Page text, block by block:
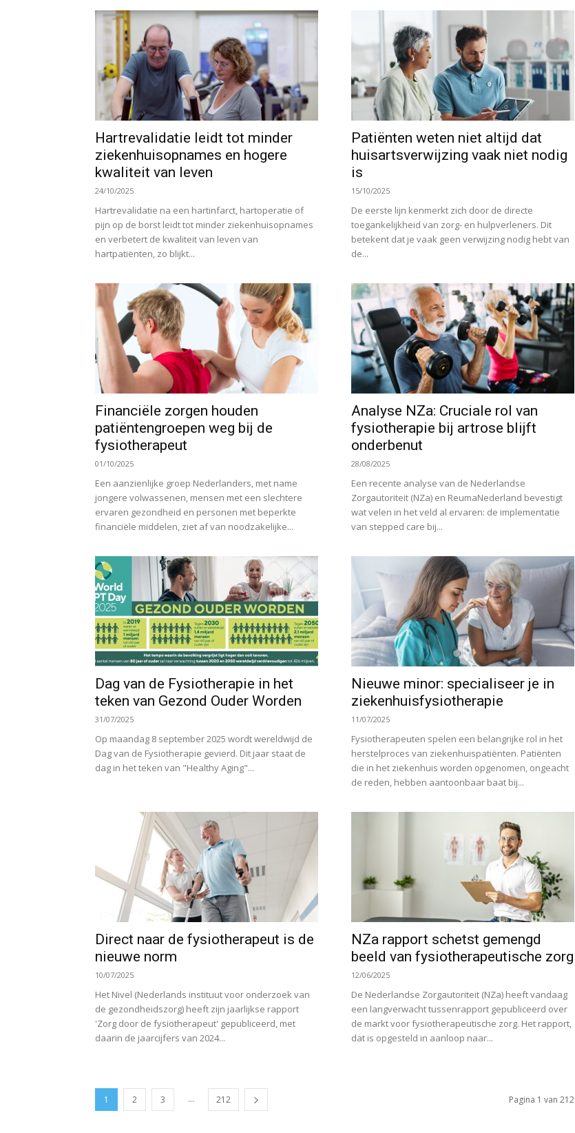
Hartrevalidatie leidt tot minder
ziekenhuisopnames en hogere
kwaliteit van leven
24/10/2025
Hartrevalidatie na een hartinfarct, hartoperatie of
pijn op de borst leidt tot minder ziekenhuisopnames
en verbetert de kwaliteit van leven van
hartpatiënten, zo blijkt...
Patiënten weten niet altijd dat
huisartsverwijzing vaak niet nodig
is
15/10/2025
De eerste lijn kenmerkt zich door de directe
toegankelijkheid van zorg- en hulpverleners. Dit
betekent dat je vaak geen verwijzing nodig hebt van
de...
Financiële zorgen houden
patiëntengroepen weg bij de
fysiotherapeut
01/10/2025
Een aanzienlijke groep Nederlanders, met name
jongere volwassenen, mensen met een slechtere
ervaren gezondheid en personen met beperkte
financiële middelen, ziet af van noodzakelijke...
Analyse NZa: Cruciale rol van
fysiotherapie bij artrose blijft
onderbenut
28/08/2025
Een recente analyse van de Nederlandse
Zorgautoriteit (NZa) en ReumaNederland bevestigt
wat velen in het veld al ervaren: de implementatie
van stepped care bij...
Dag van de Fysiotherapie in het
teken van Gezond Ouder Worden
31/07/2025
Op maandag 8 september 2025 wordt wereldwijd de
Dag van de Fysiotherapie gevierd. Dit jaar staat de
dag in het teken van "Healthy Aging"...
Nieuwe minor: specialiseer je in
ziekenhuisfysiotherapie
11/07/2025
Fysiotherapeuten spelen een belangrijke rol in het
herstelproces van ziekenhuispatiënten. Patiënten
die in het ziekenhuis worden opgenomen, ongeacht
de reden, hebben aantoonbaar baat bij...
Direct naar de fysiotherapeut is de
nieuwe norm
10/07/2025
Het Nivel (Nederlands instituut voor onderzoek van
de gezondheidszorg) heeft zijn jaarlijkse rapport
'Zorg door de fysiotherapeut' gepubliceerd, met
daarin de jaarcijfers van 2024...
NZa rapport schetst gemengd
beeld van fysiotherapeutische zorg
12/06/2025
De Nederlandse Zorgautoriteit (NZa) heeft vandaag
een langverwacht tussenrapport gepubliceerd over
de markt voor fysiotherapeutische zorg. Het rapport,
dat is opgesteld in aanloop naar...
1 2 3 ... 212 Pagina 1 van 212